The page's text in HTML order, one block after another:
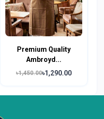
Premium Quality
Ambroyd...
৳1,450.00৳1,290.00